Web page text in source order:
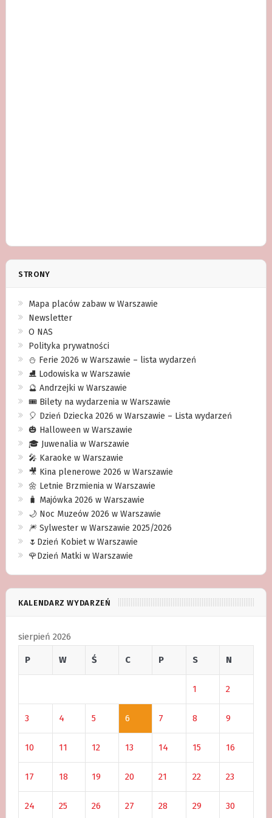
STRONY
Mapa placów zabaw w Warszawie
Newsletter
O NAS
Polityka prywatności
⛄️ Ferie 2026 w Warszawie – lista wydarzeń
⛸ Lodowiska w Warszawie
🔮 Andrzejki w Warszawie
🎟️ Bilety na wydarzenia w Warszawie
🎈 Dzień Dziecka 2026 w Warszawie – Lista wydarzeń
🎃 Halloween w Warszawie
🎓 Juwenalia w Warszawie
🎤 Karaoke w Warszawie
🎥 Kina plenerowe 2026 w Warszawie
🌼 Letnie Brzmienia w Warszawie
🧳 Majówka 2026 w Warszawie
🌙 Noc Muzeów 2026 w Warszawie
🎆 Sylwester w Warszawie 2025/2026
🌷Dzień Kobiet w Warszawie
🌹Dzień Matki w Warszawie
KALENDARZ WYDARZEŃ
sierpień 2026
P W Ś C P S N
1 2
3 4 5 6 7 8 9
10 11 12 13 14 15 16
17 18 19 20 21 22 23
24 25 26 27 28 29 30